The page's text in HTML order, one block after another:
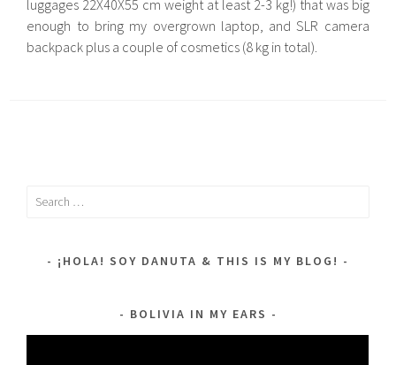
luggages 22X40X55 cm weight at least 2-3 kg!) that was big
enough to bring my overgrown laptop, and SLR camera
backpack plus a couple of cosmetics (8 kg in total).
Search
¡HOLA! SOY DANUTA & THIS IS MY BLOG!
BOLIVIA IN MY EARS